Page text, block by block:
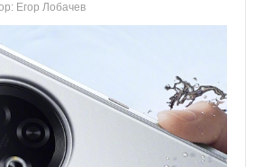
Егор Лобачев